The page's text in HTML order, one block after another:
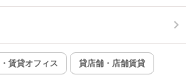
インターネット無料
賃貸オフィス 貸店舗・店舗賃貸